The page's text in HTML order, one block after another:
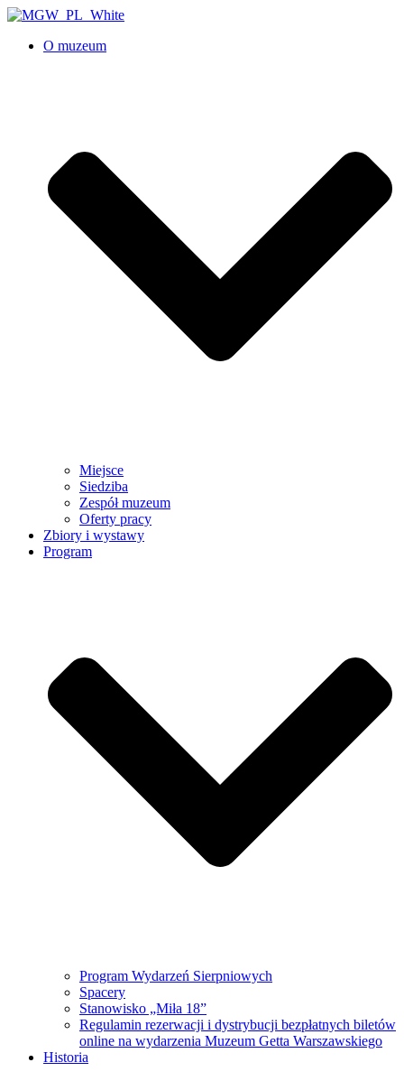
O muzeum
Miejsce
Siedziba
Zespół muzeum
Oferty pracy
Zbiory i wystawy
Program
Program Wydarzeń Sierpniowych
Spacery
Stanowisko „Miła 18”
Regulamin rezerwacji i dystrybucji bezpłatnych biletów
online na wydarzenia Muzeum Getta Warszawskiego
Historia